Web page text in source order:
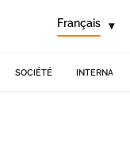
Français ▾
SOCIÉTÉ